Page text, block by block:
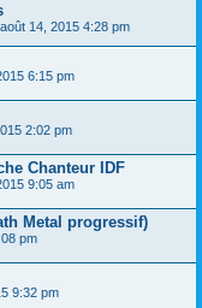
14, 2015 4:28 pm
6:15 pm
2:02 pm
Chanteur IDF
9:05 am
Metal progressif)
pm
9:32 pm